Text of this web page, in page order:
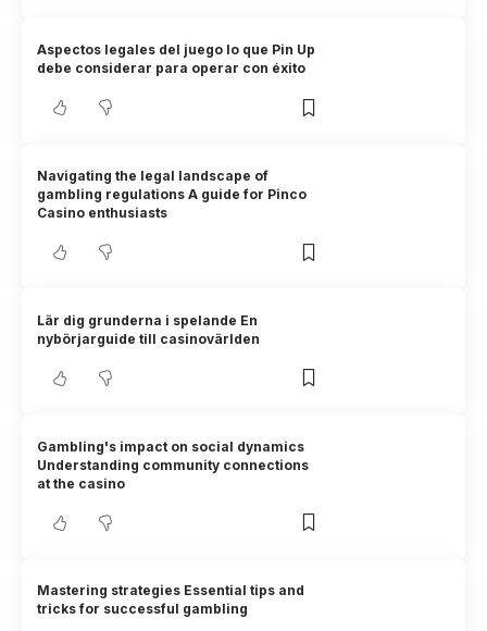
Aspectos legales del juego lo que Pin Up
debe considerar para operar con éxito
Navigating the legal landscape of
gambling regulations A guide for Pinco
Casino enthusiasts
Lär dig grunderna i spelande En
nybörjarguide till casinovärlden
Gambling's impact on social dynamics
Understanding community connections
at the casino
Mastering strategies Essential tips and
tricks for successful gambling